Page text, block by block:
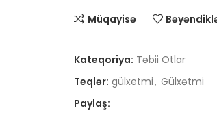
Müqayisə
Kateqoriya: Təbii Otlar
Teqlər: gülxetmi, Gülxətmi
Paylaş: